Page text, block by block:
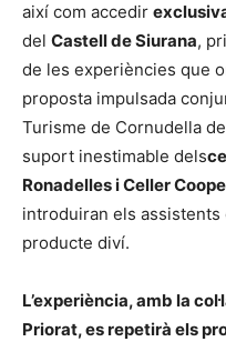
així com accedir
del Castell de Siurana,
de les experiències que
proposta impulsada
Turisme de Cornudella
suport inestimable dels
Ronadelles i Celler
introduiran els assistents
producte diví.
L’experiència, amb la
Priorat, es repetirà els